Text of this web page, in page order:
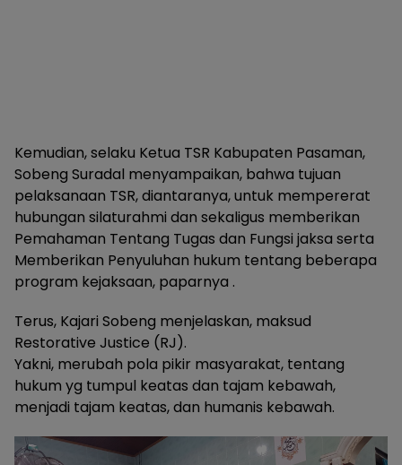
Kemudian, selaku Ketua TSR Kabupaten Pasaman,
Sobeng Suradal menyampaikan, bahwa tujuan
pelaksanaan TSR, diantaranya, untuk mempererat
hubungan silaturahmi dan sekaligus memberikan
Pemahaman Tentang Tugas dan Fungsi jaksa serta
Memberikan Penyuluhan hukum tentang beberapa
program kejaksaan, paparnya .
Terus, Kajari Sobeng menjelaskan, maksud
Restorative Justice (RJ).
Yakni, merubah pola pikir masyarakat, tentang
hukum yg tumpul keatas dan tajam kebawah,
menjadi tajam keatas, dan humanis kebawah.